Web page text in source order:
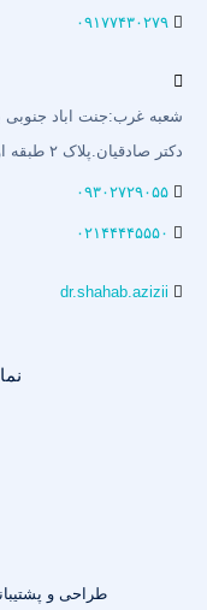
۰۹۱۷۷۴۳۰۲۷۹
شعبه غرب:جنت اباد جنوبی
دکتر صادقیان.پلاک ۲ طبقه اول
۰۹۳۰۲۷۲۹۰۵۵
۰۲۱۴۴۴۴۵۵۵۰
dr.shahab.azizii
طراحی و